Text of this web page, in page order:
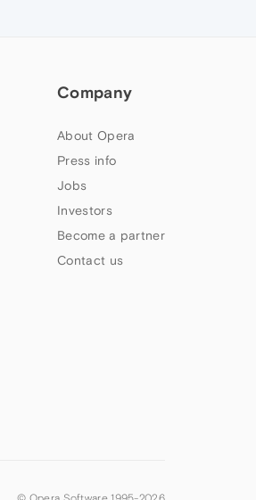
Company
About Opera
Press info
Jobs
Investors
Become a partner
Contact us